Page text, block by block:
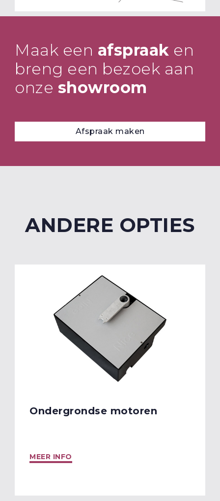
Maak een afspraak en
breng een bezoek aan
onze showroom
Afspraak maken
ANDERE OPTIES
Ondergrondse motoren
MEER INFO